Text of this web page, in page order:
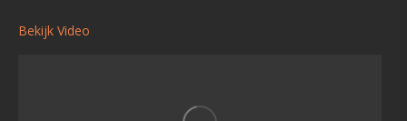
opensopensopens
window
Bekijk Video